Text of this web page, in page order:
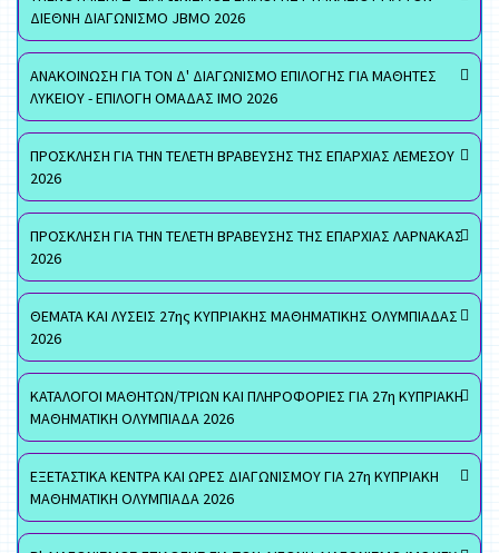
ΔΙΕΘΝΗ ΔΙΑΓΩΝΙΣΜΟ JBMO 2026
ΑΝΑΚΟΙΝΩΣΗ ΓΙΑ ΤΟΝ Δ' ΔΙΑΓΩΝΙΣΜΟ ΕΠΙΛΟΓΗΣ ΓΙΑ ΜΑΘΗΤΕΣ
ΛΥΚΕΙΟΥ - ΕΠΙΛΟΓΗ ΟΜΑΔΑΣ ΙΜΟ 2026
ΠΡΟΣΚΛΗΣΗ ΓΙΑ ΤΗΝ ΤΕΛΕΤΗ ΒΡΑΒΕΥΣΗΣ ΤΗΣ ΕΠΑΡΧΙΑΣ ΛΕΜΕΣΟΥ
2026
ΠΡΟΣΚΛΗΣΗ ΓΙΑ ΤΗΝ ΤΕΛΕΤΗ ΒΡΑΒΕΥΣΗΣ ΤΗΣ ΕΠΑΡΧΙΑΣ ΛΑΡΝΑΚΑΣ
2026
ΘΕΜΑΤΑ ΚΑΙ ΛΥΣΕΙΣ 27ης ΚΥΠΡΙΑΚΗΣ ΜΑΘΗΜΑΤΙΚΗΣ ΟΛΥΜΠΙΑΔΑΣ
2026
ΚΑΤΑΛΟΓΟΙ ΜΑΘΗΤΩΝ/ΤΡΙΩΝ ΚΑΙ ΠΛΗΡΟΦΟΡΙΕΣ ΓΙΑ 27η ΚΥΠΡΙΑΚΗ
ΜΑΘΗΜΑΤΙΚΗ ΟΛΥΜΠΙΑΔΑ 2026
ΕΞΕΤΑΣΤΙΚΑ ΚΕΝΤΡΑ ΚΑΙ ΩΡΕΣ ΔΙΑΓΩΝΙΣΜΟΥ ΓΙΑ 27η ΚΥΠΡΙΑΚΗ
ΜΑΘΗΜΑΤΙΚΗ ΟΛΥΜΠΙΑΔΑ 2026